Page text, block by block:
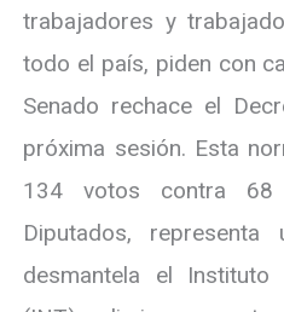
trabajadores y
todo el país, piden con
Senado rechace el
próxima sesión. Esta
134 votos contra
Diputados,
desmantela el